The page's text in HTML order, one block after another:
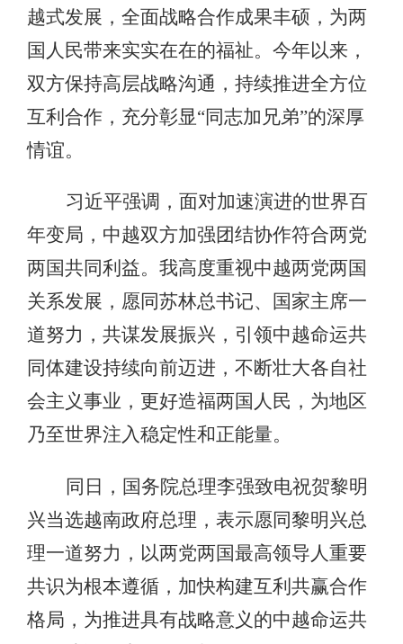
越式发展，全面战略合作成果丰硕，为两
国人民带来实实在在的福祉。今年以来，
双方保持高层战略沟通，持续推进全方位
互利合作，充分彰显“同志加兄弟”的深厚
情谊。
习近平强调，面对加速演进的世界百
年变局，中越双方加强团结协作符合两党
两国共同利益。我高度重视中越两党两国
关系发展，愿同苏林总书记、国家主席一
道努力，共谋发展振兴，引领中越命运共
同体建设持续向前迈进，不断壮大各自社
会主义事业，更好造福两国人民，为地区
乃至世界注入稳定性和正能量。
同日，国务院总理李强致电祝贺黎明
兴当选越南政府总理，表示愿同黎明兴总
理一道努力，以两党两国最高领导人重要
共识为根本遵循，加快构建互利共赢合作
格局，为推进具有战略意义的中越命运共